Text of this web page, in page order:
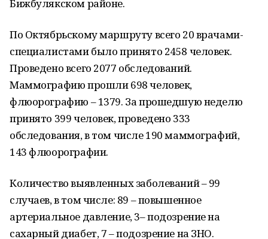
Бижбулякском районе.
По Октябрьскому маршруту всего 20 врачами-
специалистами было принято 2458 человек.
Проведено всего 2077 обследований.
Маммографию прошли 698 человек,
флюорографию – 1379. За прошедшую неделю
принято 399 человек, проведено 333
обследования, в том числе 190 маммографий,
143 флюорографии.
Количество выявленных заболеваний – 99
случаев, в том числе: 89 – повышенное
артериальное давление, 3– подозрение на
сахарный диабет, 7 – подозрение на ЗНО.